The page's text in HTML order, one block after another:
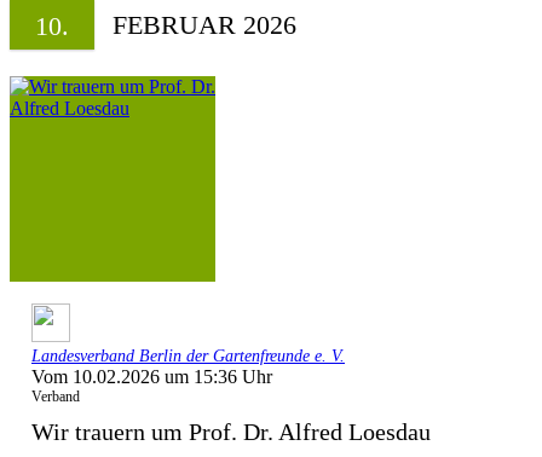
10. FEBRUAR 2026
Landesverband Berlin der Gartenfreunde e. V.
Vom 10.02.2026 um 15:36 Uhr
Verband
Wir trauern um Prof. Dr. Alfred Loesdau